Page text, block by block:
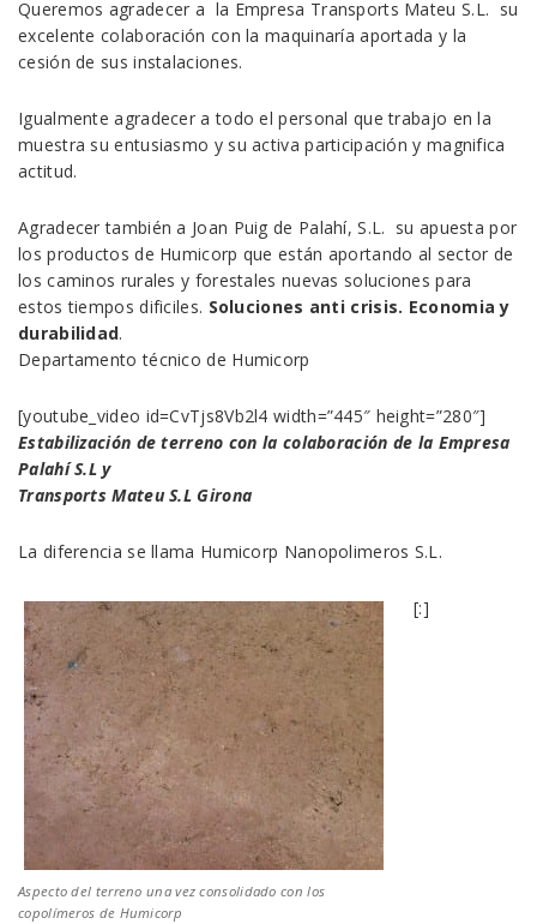
Queremos agradecer a la Empresa Transports Mateu S.L. su
excelente colaboración con la maquinaría aportada y la
cesión de sus instalaciones.
Igualmente agradecer a todo el personal que trabajo en la
muestra su entusiasmo y su activa participación y magnifica
actitud.
Agradecer también a Joan Puig de Palahí, S.L. su apuesta por
los productos de Humicorp que están aportando al sector de
los caminos rurales y forestales nuevas soluciones para
estos tiempos dificiles. Soluciones anti crisis. Economia y
durabilidad.
Departamento técnico de Humicorp
[youtube_video id=CvTjs8Vb2l4 width=”445″ height=”280″]
Estabilización de terreno con la colaboración de la Empresa
Palahí S.L y
Transports Mateu S.L Girona
La diferencia se llama Humicorp Nanopolimeros S.L.
Aspecto del terreno una vez consolidado con los
copolímeros de Humicorp
[:]